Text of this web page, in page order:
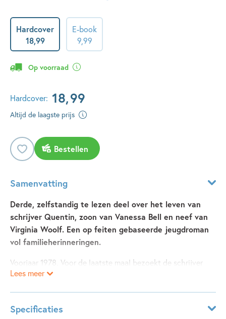
Hardcover
18,99
E-book
9,99
Op voorraad
Hardcover: 18,99
Altijd de laagste prijs
Bestellen
Samenvatting
Derde, zelfstandig te lezen deel over het leven van
schrijver Quentin, zoon van Vanessa Bell en neef van
Virginia Woolf. Een op feiten gebaseerde jeugdroman
vol familieherinneringen.
Voorjaar 1978. Voor de laatste maal bezoekt de schrijver
Quentin Bell Charleston, het boerenhuis op het Engelse
kunstenaars, vrijdenkers en kinderen, met hun werk, hun
Lees meer
Specificaties